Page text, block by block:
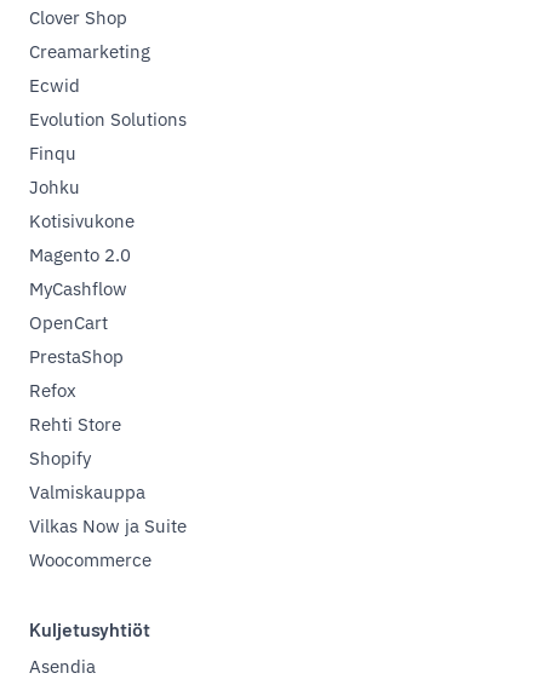
Clover Shop
Creamarketing
Ecwid
Evolution Solutions
Finqu
Johku
Kotisivukone
Magento 2.0
MyCashflow
OpenCart
PrestaShop
Refox
Rehti Store
Shopify
Valmiskauppa
Vilkas Now ja Suite
Woocommerce
Kuljetusyhtiöt
Asendia